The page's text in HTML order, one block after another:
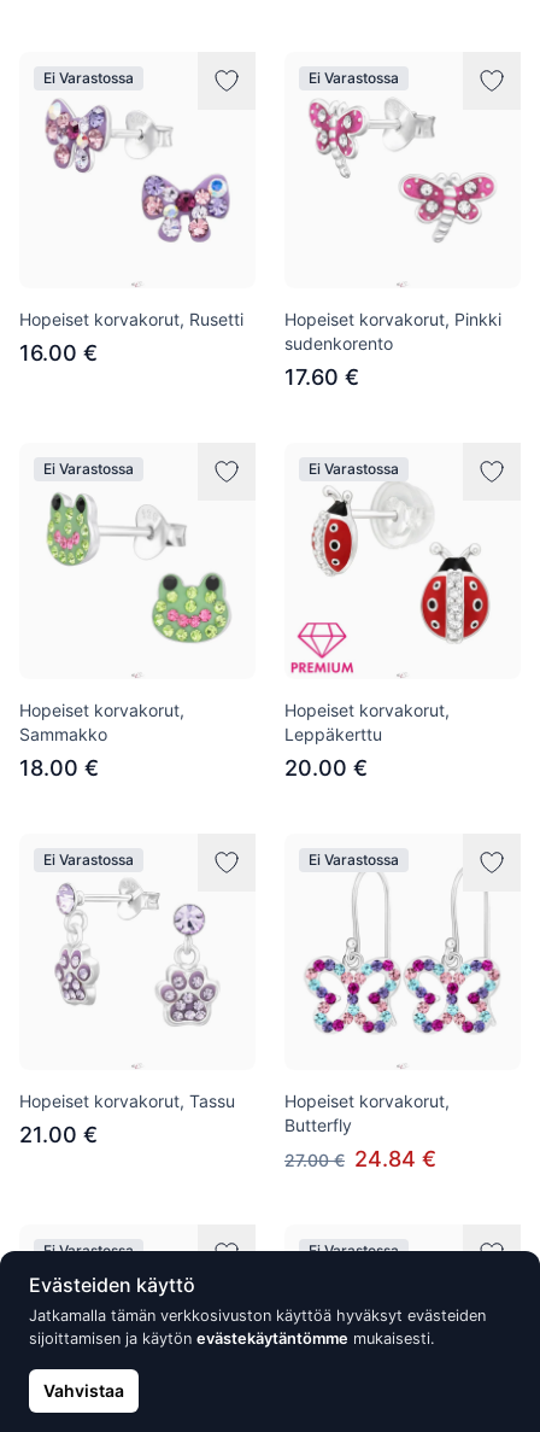
Ei Varastossa
Hopeiset korvakorut, Rusetti
16.00 €
Ei Varastossa
Hopeiset korvakorut, Pinkki
sudenkorento
17.60 €
Ei Varastossa
Hopeiset korvakorut,
Sammakko
18.00 €
Ei Varastossa
Hopeiset korvakorut,
Leppäkerttu
20.00 €
Ei Varastossa
Hopeiset korvakorut, Tassu
21.00 €
Ei Varastossa
Hopeiset korvakorut,
Butterfly
27.00 € 24.84 €
Ei Varastossa Ei Varastossa
Evästeiden käyttö
Jatkamalla tämän verkkosivuston käyttöä hyväksyt evästeiden
sijoittamisen ja käytön evästekäytäntömme mukaisesti.
Vahvistaa